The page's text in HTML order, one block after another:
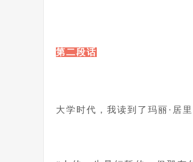
第二段话
大学时代，我读到了玛丽·居